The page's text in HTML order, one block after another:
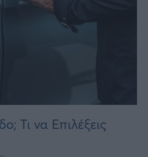
Τι να Επιλέξεις